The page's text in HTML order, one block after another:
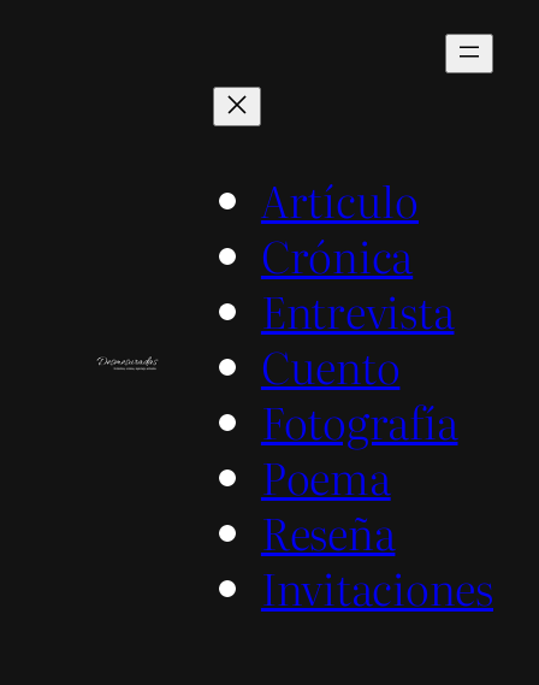
Artículo
Crónica
Entrevista
Cuento
Fotografía
Poema
Reseña
Invitaciones